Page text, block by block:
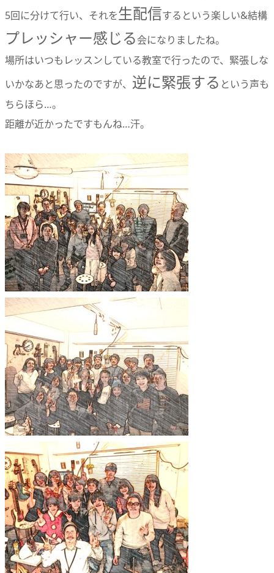
5回に分けて行い、それを生配信するという楽しい&結構
プレッシャー感じる会になりましたね。
場所はいつもレッスンしている教室で行ったので、緊張しな
いかなあと思ったのですが、 逆に緊張する という声も
ちらほら…。
距離が近かったですもんね…汗。